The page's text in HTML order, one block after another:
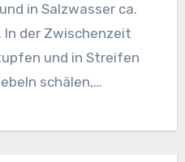
in Salzwasser ca.
In der Zwischenzeit
und in Streifen
schälen,…